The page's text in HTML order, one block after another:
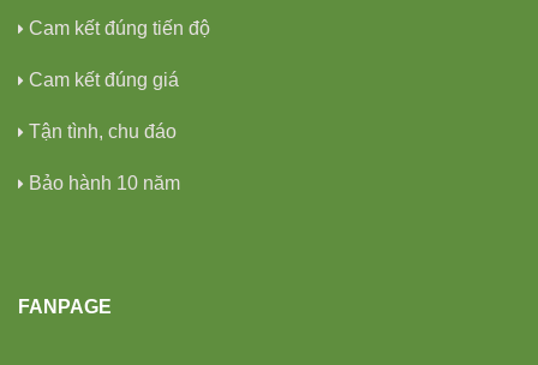
Cam kết đúng tiến độ
Cam kết đúng giá
Tận tình, chu đáo
Bảo hành 10 năm
FANPAGE